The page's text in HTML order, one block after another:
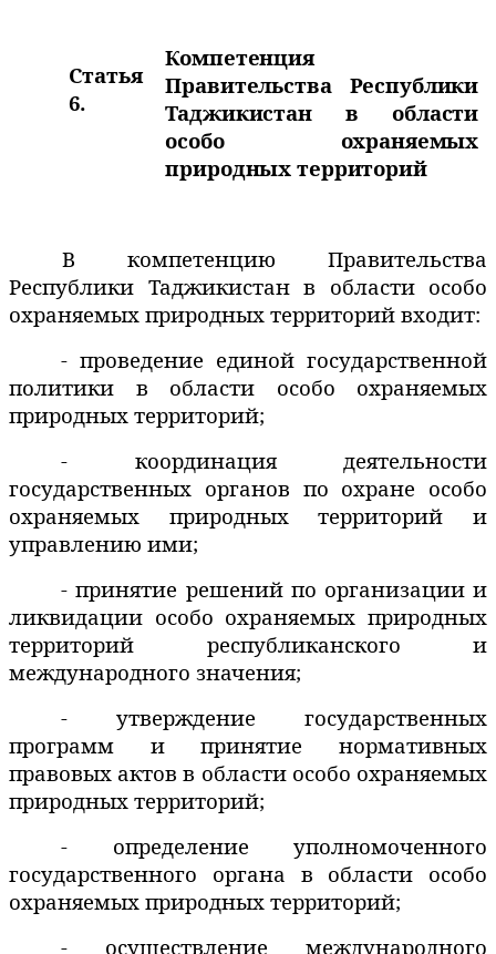
Статья
6.
Компетенция
Правительства Республики
Таджикистан в области
особо охраняемых
природных территорий
В компетенцию Правительства
Республики Таджикистан в области особо
охраняемых природных территорий входит:
- проведение единой государственной
политики в области особо охраняемых
природных территорий;
- координация деятельности
государственных органов по охране особо
охраняемых природных территорий и
управлению ими;
- принятие решений по организации и
ликвидации особо охраняемых природных
территорий республиканского и
международного значения;
- утверждение государственных
программ и принятие нормативных
правовых актов в области особо охраняемых
природных территорий;
- определение уполномоченного
государственного органа в области особо
охраняемых природных территорий;
- осуществление международного